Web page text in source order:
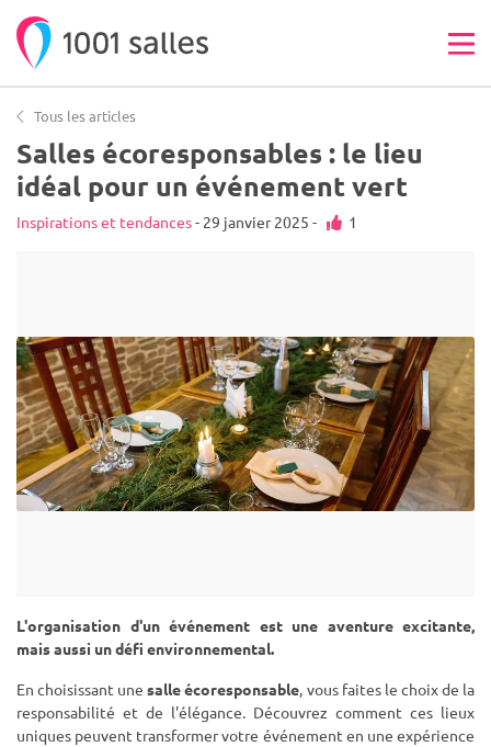
Tous les articles
Salles écoresponsables : le lieu
idéal pour un événement vert
Inspirations et tendances- 29 janvier 2025 - 1
L'organisation d'un événement est une aventure excitante,
mais aussi un défi environnemental.
En choisissant unesalle écoresponsable, vous faites le choix de la
responsabilité et de l'élégance. Découvrez comment ces lieux
uniques peuvent transformer votre événement en une expérience